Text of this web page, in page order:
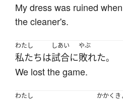
My dress was ruined
the cleaner's.
わたし
私たちは
しあい
試合に
やぶ
敗れた。
We lost the game.
わたし
かかくき